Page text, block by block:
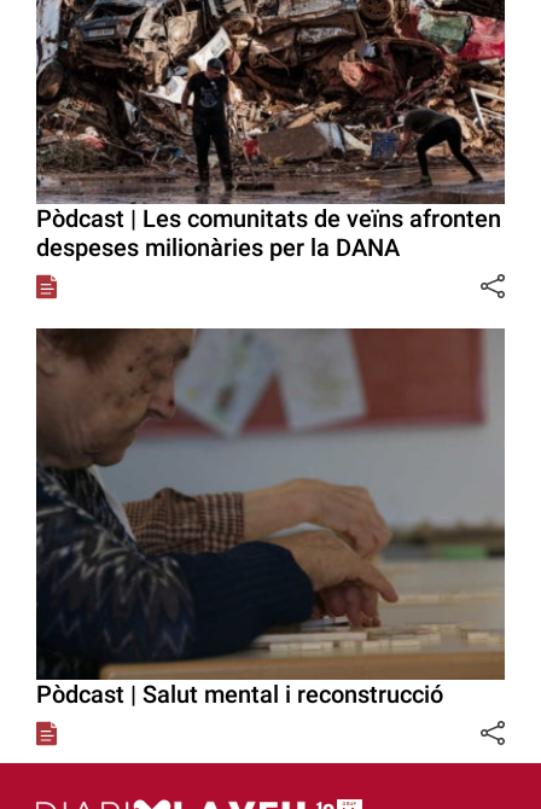
Pòdcast | Les comunitats de veïns afronten
despeses milionàries per la DANA
Pòdcast | Salut mental i reconstrucció